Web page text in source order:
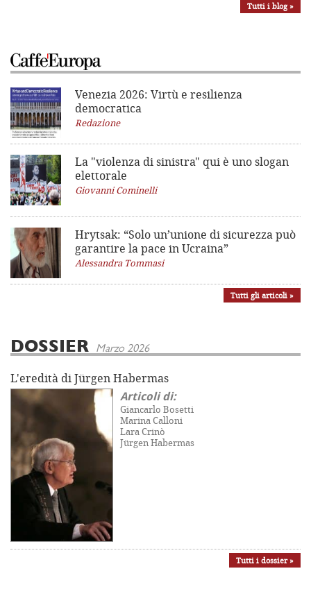
Tutti i blog »
Venezia 2026: Virtù e resilienza
democratica
Redazione
La "violenza di sinistra" qui è uno slogan
elettorale
Giovanni Cominelli
Hrytsak: “Solo un’unione di sicurezza può
garantire la pace in Ucraina”
Alessandra Tommasi
Tutti gli articoli »
DOSSIER Marzo 2026
L'eredità di Jürgen Habermas
Articoli di:
Giancarlo Bosetti
Marina Calloni
Lara Crinò
Jürgen Habermas
Tutti i dossier »